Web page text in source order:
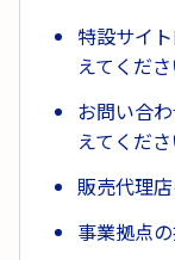
特設サイ
えてくださ
お問い合
えてくださ
販売代理
事業拠点